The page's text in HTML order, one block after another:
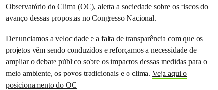
Observatório do Clima (OC), alerta a sociedade sobre os riscos do
avanço dessas propostas no Congresso Nacional.
Denunciamos a velocidade e a falta de transparência com que os
projetos vêm sendo conduzidos e reforçamos a necessidade de
ampliar o debate público sobre os impactos dessas medidas para o
meio ambiente, os povos tradicionais e o clima. Veja aqui o
posicionamento do OC